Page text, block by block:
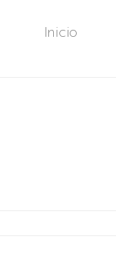
Inicio